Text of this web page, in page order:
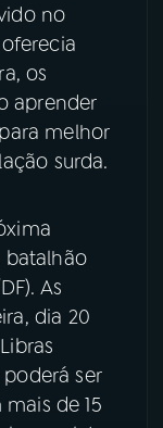
no
os
aprender
melhor
surda.
batalhão
As
dia 20
ser
de 15